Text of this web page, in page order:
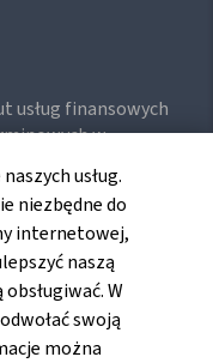
usług finansowych
w
usług.
niezbędne do
internetowej,
naszą
W
swoją
można